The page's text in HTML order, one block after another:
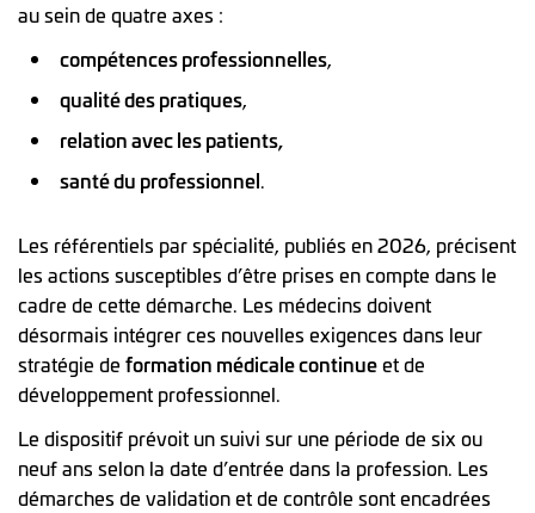
au sein de quatre axes :
compétences professionnelles,
qualité des pratiques,
relation avec les patients,
santé du professionnel.
Les référentiels par spécialité, publiés en 2026, précisent
les actions susceptibles d’être prises en compte dans le
cadre de cette démarche. Les médecins doivent
désormais intégrer ces nouvelles exigences dans leur
stratégie de formation médicale continueet de
développement professionnel.
Le dispositif prévoit un suivi sur une période de six ou
neuf ans selon la date d’entrée dans la profession. Les
démarches de validation et de contrôle sont encadrées